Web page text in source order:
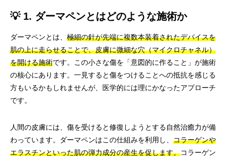
💡 1. ダーマペンとはどのような施術か
ダーマペンとは、 極細の針が先端に複数本装着されたデバイスを
肌の上に走らせることで、皮膚に微細な穴（マイクロチャネル）
を開ける施術です。この小さな傷を「意図的に作ること」が施術
の核心にあります。一見すると傷をつけることへの抵抗を感じる
方もいるかもしれませんが、医学的には理にかなったアプローチ
です。
人間の皮膚には、傷を受けると修復しようとする自然治癒力が備
わっています。ダーマペンはこの仕組みを利用し、 コラーゲンや
エラスチンといった肌の弾力成分の産生を促します。コラーゲン